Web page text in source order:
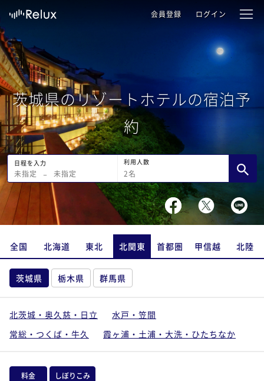
会員登録 ログイン
茨城県のリゾートホテルの宿泊予
約
日程を入力
未指定 − 未指定
利用人数
2名
全国 北海道 東北 北関東 首都圏 甲信越 北陸
茨城県 栃木県 群馬県
北茨城・奥久慈・日立
水戸・笠間
常総・つくば・牛久
霞ヶ浦・土浦・大洗・ひたちなか
料金 しぼりこみ